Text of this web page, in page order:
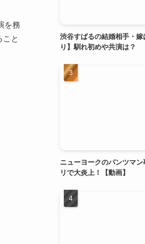
を務
と
渋谷すばるの結婚相手・
り】馴れ初めや共演は？
ニューヨークのパンツマ
リで大炎上！【動画】